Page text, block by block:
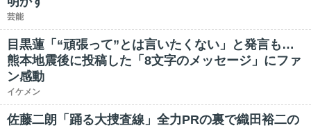
芸能
目黒蓮「“頑張って”とは言いたくない」と発言も…
熊本地震後に投稿した「8文字のメッセージ」にファ
ン感動
イケメン
佐藤二朗「踊る大捜査線」全力PRの裏で織田裕二の